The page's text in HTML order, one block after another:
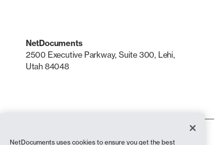
NetDocuments
2500 Executive Parkway, Suite 300, Lehi,
Utah 84048
NetDocuments uses cookies to ensure you get the best